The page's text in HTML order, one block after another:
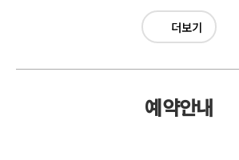
앞으로 많은 발전이 있길 기도할게요.
집에 돌아가면 가족들에게 해줌으로써 건강하고
행복한 가정을 꾸리며 살아갈 수 있는 원동력이 되었
반짝반짝 빛나는 보석으로 그 말을 하고 남이 차려
많은 건강한 마사지를 통한 또 다른 나를 찾을 수 있
인간의 몸은 우주와의 관계가 깊은 만큼
앞으로 기회가 주어진다면 사랑하는 가족과
명상이라는 단어가 낯설고 크리스탈 또한 익숙하지
관심도가 처음에는 낮았지만, 향지샘의 나긋나긋
설명과 아침지기 선생님들의 배려와 재미있는 많은
익숙하고 접해봤기에, 림프 마사지가 정말 도움이
더보기
예약안내